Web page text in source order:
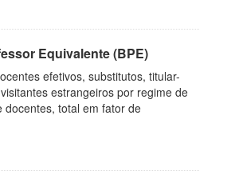
Equivalente (BPE)
efetivos, substitutos, titular-
estrangeiros por regime de
docentes, total em fator de